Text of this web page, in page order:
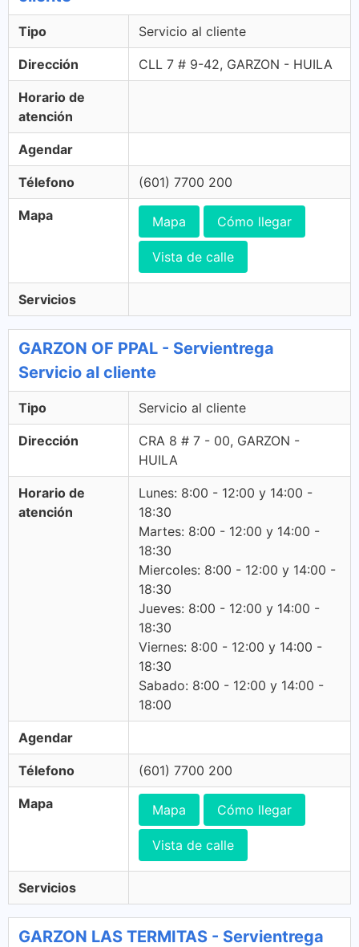
Tipo Servicio al cliente
Dirección CLL 7 # 9-42, GARZON - HUILA
Horario de
atención
Agendar
Télefono (601) 7700 200
Mapa Mapa Cómo llegar
Vista de calle
Servicios
GARZON OF PPAL - Servientrega
Servicio al cliente
Tipo Servicio al cliente
Dirección
CRA 8 # 7 - 00, GARZON -
HUILA
Horario de
atención
Lunes: 8:00 - 12:00 y 14:00 -
18:30
Martes: 8:00 - 12:00 y 14:00 -
18:30
Miercoles: 8:00 - 12:00 y 14:00 -
18:30
Jueves: 8:00 - 12:00 y 14:00 -
18:30
Viernes: 8:00 - 12:00 y 14:00 -
18:30
Sabado: 8:00 - 12:00 y 14:00 -
18:00
Agendar
Télefono (601) 7700 200
Mapa Mapa Cómo llegar
Vista de calle
Servicios
GARZON LAS TERMITAS - Servientrega